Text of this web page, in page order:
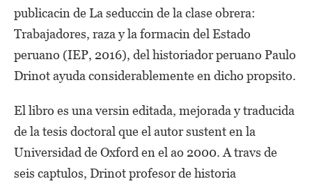
publicacin de La seduccin de la clase obrera:
Trabajadores, raza y la formacin del Estado
peruano (IEP, 2016), del historiador peruano Paulo
Drinot ayuda considerablemente en dicho propsito.
El libro es una versin editada, mejorada y traducida
de la tesis doctoral que el autor sustent en la
Universidad de Oxford en el ao 2000. A travs de
seis captulos, Drinot profesor de historia